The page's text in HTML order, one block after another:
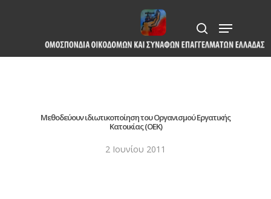
content
search
Menu
Μεθοδεύουν ιδιωτικοποίηση του Οργανισμού Εργατικής
Κατοικίας (ΟΕΚ)
2 Ιουνίου 2011